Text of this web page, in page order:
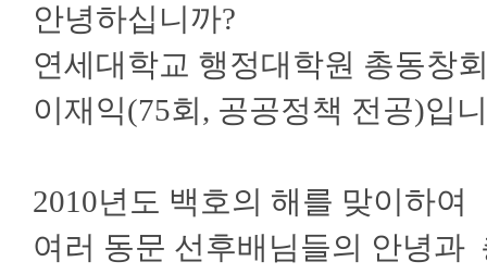
안녕하십니까?
연세대학교 행정대학원 총동창
이재익(75회, 공공정책 전공)입
2010년도 백호의 해를 맞이하여
여러 동문 선후배님들의 안녕과